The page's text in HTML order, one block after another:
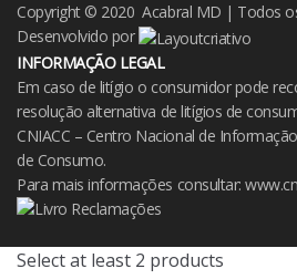
Copyright © 2020 Acabral MD | Todos
Desenvolvido por
INFORMAÇÃO LEGAL
Em caso de litígio o consumidor pode
resolução alternativa de litígios de
CNIACC – Centro Nacional de
de Consumo.
Para mais informações consultar:
Select at least 2 products